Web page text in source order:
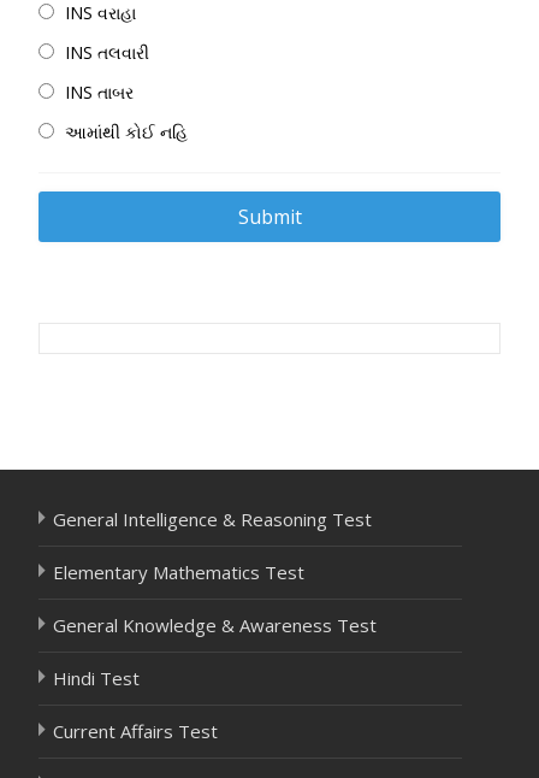
INS વરાહા
INS તલવારી
INS તાબર
આમાંથી કોઈ નહિ
Post
General Intelligence & Reasoning Test
Elementary Mathematics Test
General Knowledge & Awareness Test
Hindi Test
Current Affairs Test